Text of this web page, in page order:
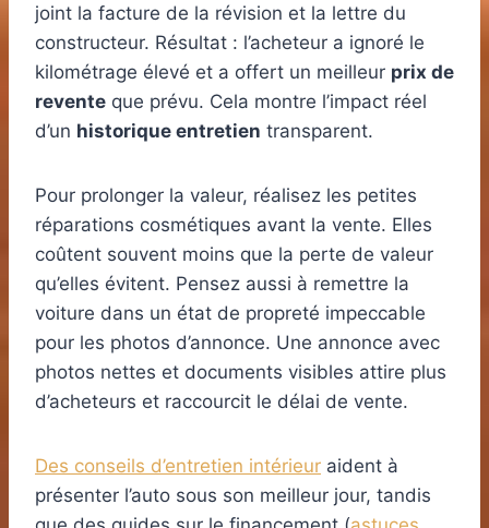
joint la facture de la révision et la lettre du
constructeur. Résultat : l’acheteur a ignoré le
kilométrage élevé et a offert un meilleur prix de
revente que prévu. Cela montre l’impact réel
d’un historique entretien transparent.
Pour prolonger la valeur, réalisez les petites
réparations cosmétiques avant la vente. Elles
coûtent souvent moins que la perte de valeur
qu’elles évitent. Pensez aussi à remettre la
voiture dans un état de propreté impeccable
pour les photos d’annonce. Une annonce avec
photos nettes et documents visibles attire plus
d’acheteurs et raccourcit le délai de vente.
Des conseils d’entretien intérieur aident à
présenter l’auto sous son meilleur jour, tandis